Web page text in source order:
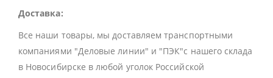
Доставка:
Все наши товары, мы доставляем транспортными
компаниями "Деловые линии" и "ПЭК"с нашего склада
в Новосибирске в любой уголок Российской